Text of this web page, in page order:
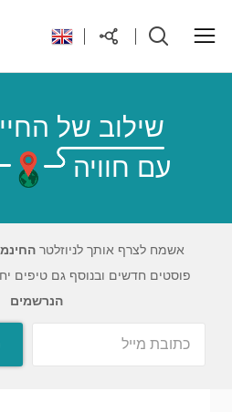
יעדים בעולם
טיפים והנחות לטיול
אודות
שילוב של
עם חוויה
אשמח לצרף אותך לניוזלטר
פוסטים חדשים ובנוסף גם טיפים
הנרשמים